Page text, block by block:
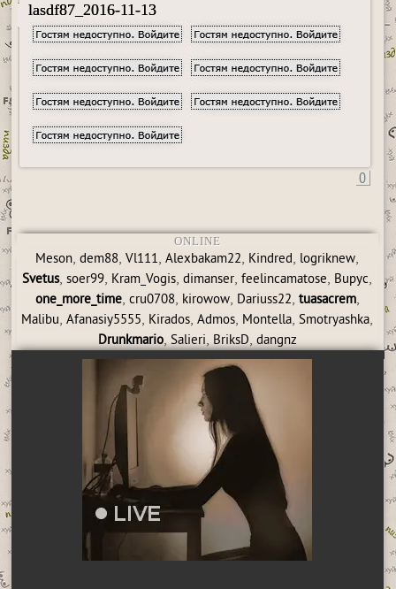
lasdf87_2016-11-13
0
ONLINE
Meson,dem88,Vl111,Alexbakam22, Kindred, logriknew,
Svetus,soer99, Kram_Vogis,dimanser,feelincamatose, Bupyc,
one_more_time, cru0708, kirowow, Dariuss22, tuasacrem,
Malibu,Afanasiy5555, Kirados,Admos, Montella,Smotryashka,
Drunkmario, Salieri, BriksD, dangnz